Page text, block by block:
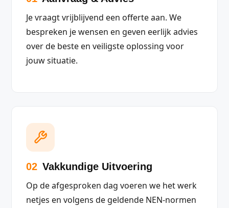
Je vraagt vrijblijvend een offerte aan. We
bespreken je wensen en geven eerlijk advies
over de beste en veiligste oplossing voor
jouw situatie.
02 Vakkundige Uitvoering
Op de afgesproken dag voeren we het werk
netjes en volgens de geldende NEN-normen